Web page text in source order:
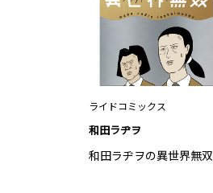
ライドコミックス
和田ラヂヲ
和田ラヂヲの異世界無双